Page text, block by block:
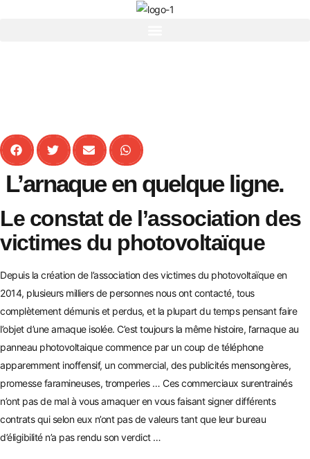
L’arnaque en quelque ligne.
Le constat de l’association des
victimes du photovoltaïque
Depuis la création de l’association des victimes du photovoltaïque en
2014, plusieurs milliers de personnes nous ont contacté, tous
complètement démunis et perdus, et la plupart du temps pensant faire
l’objet d’une arnaque isolée. C’est toujours la même histoire, l’arnaque au
panneau photovoltaique commence par un coup de téléphone
apparemment inoffensif, un commercial, des publicités mensongères,
promesse faramineuses, tromperies … Ces commerciaux surentrainés
n’ont pas de mal à vous arnaquer en vous faisant signer différents
contrats qui selon eux n’ont pas de valeurs tant que leur bureau
d’éligibilité n’a pas rendu son verdict …